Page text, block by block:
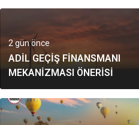
2 gün önce
ADIL GEÇIŞ FINANSMANI
MEKANIZMASI ÖNERISI